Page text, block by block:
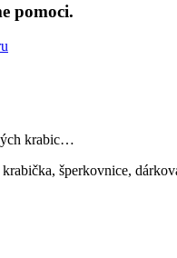
pomoci.
krabic…
šperkovnice,